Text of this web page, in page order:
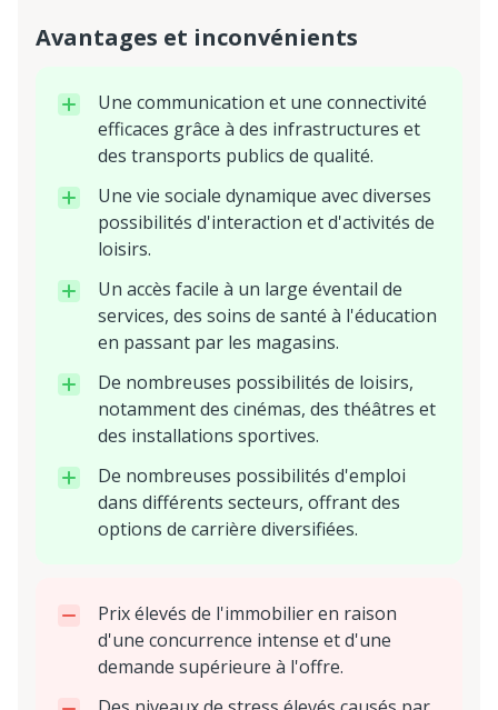
Avantages et inconvénients
Une communication et une connectivité
efficaces grâce à des infrastructures et
des transports publics de qualité.
Une vie sociale dynamique avec diverses
possibilités d'interaction et d'activités de
loisirs.
Un accès facile à un large éventail de
services, des soins de santé à l'éducation
en passant par les magasins.
De nombreuses possibilités de loisirs,
notamment des cinémas, des théâtres et
des installations sportives.
De nombreuses possibilités d'emploi
dans différents secteurs, offrant des
options de carrière diversifiées.
Prix élevés de l'immobilier en raison
d'une concurrence intense et d'une
demande supérieure à l'offre.